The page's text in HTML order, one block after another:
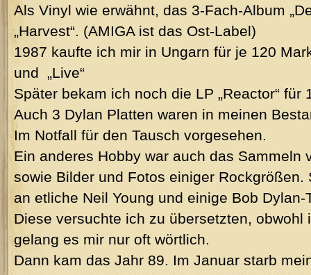
Als Vinyl wie erwähnt, das 3-Fach-Album
„Harvest“. (AMIGA ist das Ost-Label)
1987 kaufte ich mir in Ungarn für je 120
und „Live“
Später bekam ich noch die LP „Reactor“ für
Auch 3 Dylan Platten waren in meinen
Im Notfall für den Tausch vorgesehen.
Ein anderes Hobby war auch das Sammeln
sowie Bilder und Fotos einiger
an etliche Neil Young und einige Bob
Diese versuchte ich zu übersetzten,
gelang es mir nur oft wörtlich.
Dann kam das Jahr 89. Im Januar starb